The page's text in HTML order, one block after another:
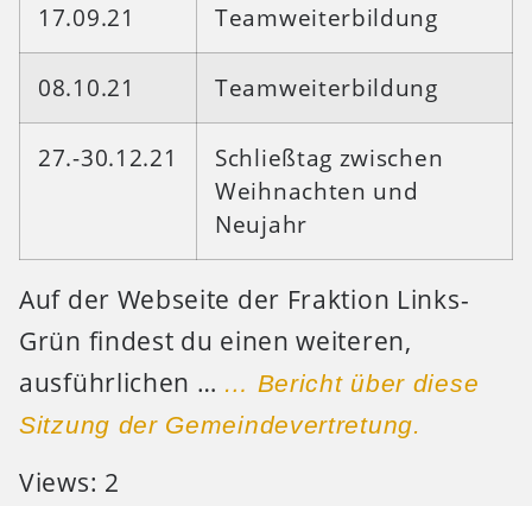
17.09.21 Teamweiterbildung
08.10.21 Teamweiterbildung
27.-30.12.21
Schließtag zwischen
Weihnachten und
Neujahr
Auf der Webseite der Fraktion Links-
Grün findest du einen weiteren,
ausführlichen … … Bericht über diese
Sitzung der Gemeindevertretung.
Views: 2